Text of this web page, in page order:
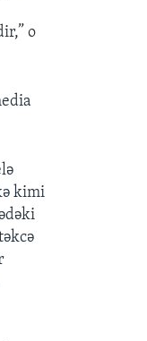
o
kimi